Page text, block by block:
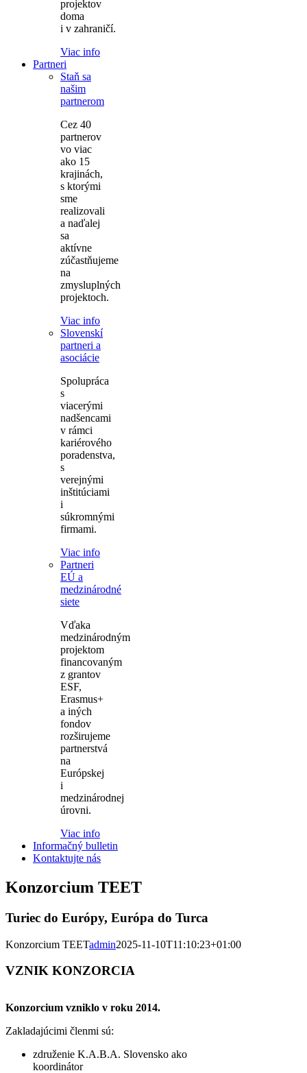
projektov
doma
i v zahraničí.
Viac info
Partneri
Staň sa
našim
partnerom
Cez 40
partnerov
vo viac
ako 15
krajinách,
s ktorými
sme
realizovali
a naďalej
sa
aktívne
zúčastňujeme
na
zmysluplných
projektoch.
Viac info
Slovenskí
partneri a
asociácie
Spolupráca
s
viacerými
nadšencami
v rámci
kariérového
poradenstva,
s
verejnými
inštitúciami
i
súkromnými
firmami.
Viac info
Partneri
EÚ a
medzinárodné
siete
Vďaka
medzinárodným
projektom
financovaným
z grantov
ESF,
Erasmus+
a iných
fondov
rozširujeme
partnerstvá
na
Európskej
i
medzinárodnej
úrovni.
Viac info
Informačný bulletin
Kontaktujte nás
Konzorcium TEET
Turiec do Európy, Európa do Turca
Konzorcium TEETadmin2025-11-10T11:10:23+01:00
VZNIK KONZORCIA
Konzorcium vzniklo v roku 2014.
Zakladajúcimi členmi sú:
združenie K.A.B.A. Slovensko ako
koordinátor